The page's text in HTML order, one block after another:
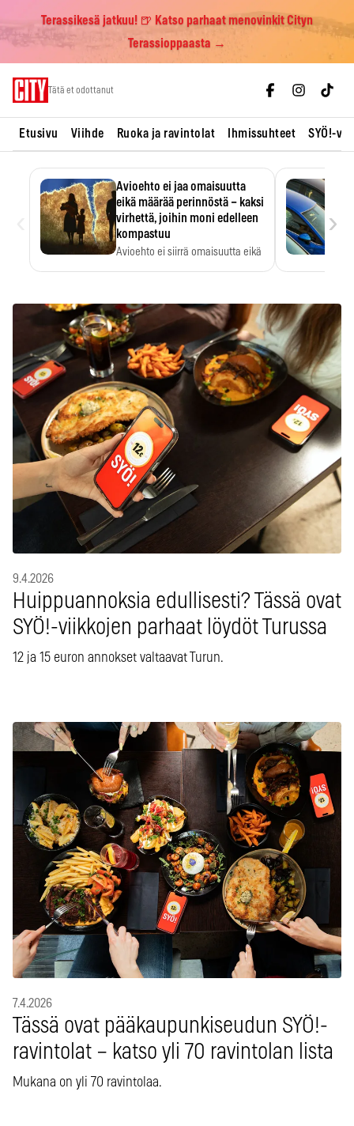
Terassikesä jatkuu! 🍺 Katso parhaat menovinkit Cityn
Terassioppaasta →
Tätä et odottanut
Etusivu Viihde Ruoka ja ravintolat Ihmissuhteet SYÖ!-
Avioehto ei jaa omaisuutta
eikä määrää perinnöstä – kaksi
virhettä, joihin moni edelleen
kompastuu
Avioehto ei siirrä omaisuutta eikä
›
9.4.2026
Huippuannoksia edullisesti? Tässä ovat
SYÖ!-viikkojen parhaat löydöt Turussa
12 ja 15 euron annokset valtaavat Turun.
7.4.2026
Tässä ovat pääkaupunkiseudun SYÖ!-
ravintolat – katso yli 70 ravintolan lista
Mukana on yli 70 ravintolaa.